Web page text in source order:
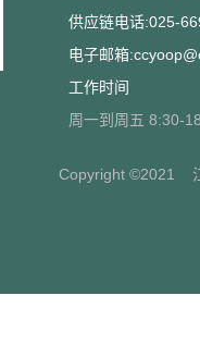
供应链电话:025-
电子邮箱
工作时间
周一到周五 8:30-
Copyright ©2021